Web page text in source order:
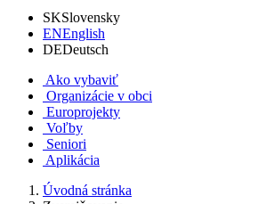
SKSlovensky
ENEnglish
DEDeutsch
Ako vybaviť
Organizácie v obci
Europrojekty
Voľby
Seniori
Aplikácia
Úvodná stránka